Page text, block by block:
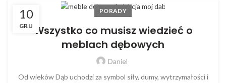
10
GRU
PORADY
Wszystko co musisz wiedzieć o
meblach dębowych
Daniel
Od wieków Dąb uchodzi za symbol siły, dumy, wytrzymałości i